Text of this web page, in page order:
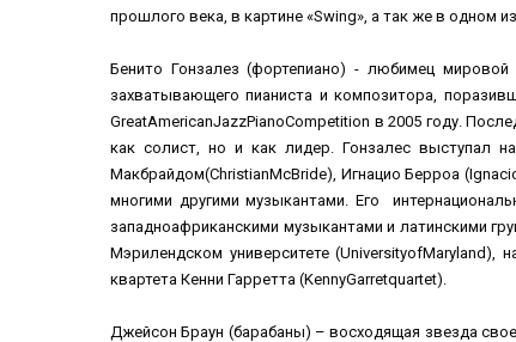
прошлого века, в картине «Swing», а так же в одном
Бенито Гонзалез (фортепиано) - любимец
захватывающего пианиста и композитора,
GreatAmericanJazzPianoCompetition в 2005 году.
как солист, но и как лидер. Гонзалес выступал
Макбрайдом(ChristianMcBride), Игнацио Берроа
многими другими музыкантами. Его
западноафриканскими музыкантами и латинскими
Мэрилендском университете
квартета Кенни Гарретта (KennyGarretquartet).
Джейсон Браун (барабаны) – восходящая звезда